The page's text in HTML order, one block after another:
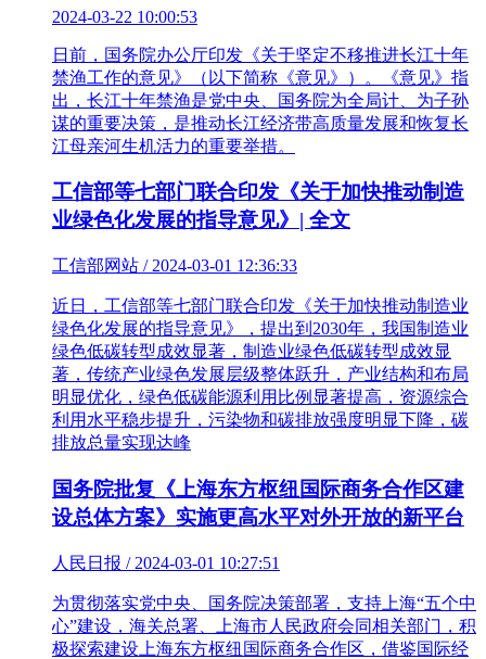
2024-03-22 10:00:53
日前，国务院办公厅印发《关于坚定不移推进长江十年
禁渔工作的意见》（以下简称《意见》）。《意见》指
出，长江十年禁渔是党中央、国务院为全局计、为子孙
谋的重要决策，是推动长江经济带高质量发展和恢复长
江母亲河生机活力的重要举措。
工信部等七部门联合印发《关于加快推动制造
业绿色化发展的指导意见》| 全文
工信部网站 / 2024-03-01 12:36:33
近日，工信部等七部门联合印发《关于加快推动制造业
绿色化发展的指导意见》，提出到2030年，我国制造业
绿色低碳转型成效显著，制造业绿色低碳转型成效显
著，传统产业绿色发展层级整体跃升，产业结构和布局
明显优化，绿色低碳能源利用比例显著提高，资源综合
利用水平稳步提升，污染物和碳排放强度明显下降，碳
排放总量实现达峰
国务院批复《上海东方枢纽国际商务合作区建
设总体方案》实施更高水平对外开放的新平台
人民日报 / 2024-03-01 10:27:51
为贯彻落实党中央、国务院决策部署，支持上海“五个中
心”建设，海关总署、上海市人民政府会同相关部门，积
极探索建设上海东方枢纽国际商务合作区，借鉴国际经